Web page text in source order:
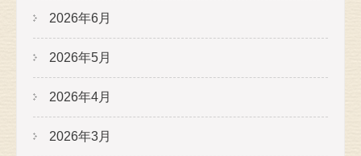
2026年6月
2026年5月
2026年4月
2026年3月